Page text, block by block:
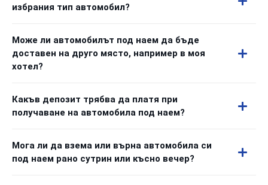
избрания тип автомобил?
Може ли автомобилът под наем да бъде
доставен на друго място, например в моя
хотел?
Какъв депозит трябва да платя при
получаване на автомобила под наем?
Мога ли да взема или върна автомобила си
под наем рано сутрин или късно вечер?